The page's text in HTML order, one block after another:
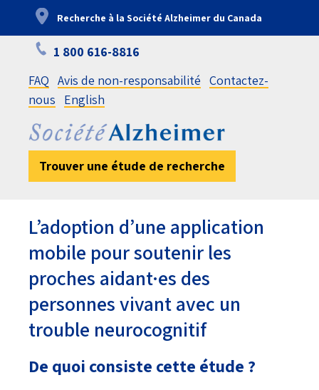
contenu
Recherche à la Société Alzheimer du Canada
1 800 616-8816
FAQ Avis de non-responsabilité Contactez-
nous
English
Trouver une étude de recherche
L’adoption d’une application
mobile pour soutenir les
proches aidant·es des
personnes vivant avec un
trouble neurocognitif
De quoi consiste cette étude ?